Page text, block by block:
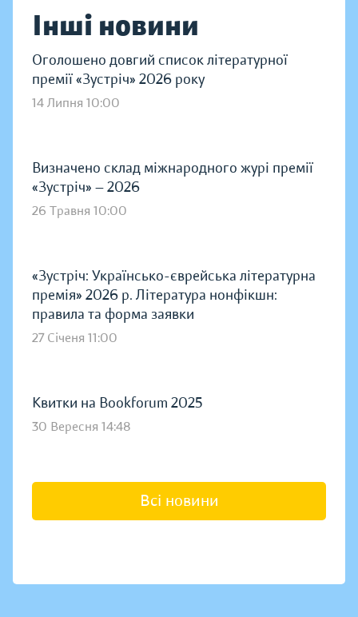
Інші новини
Оголошено довгий список літературної
премії «Зустріч» 2026 року
14 Липня 10:00
Визначено склад міжнародного журі премії
«Зустріч» — 2026
26 Травня 10:00
«Зустріч: Українсько-єврейська літературна
премія» 2026 р. Література нонфікшн:
правила та форма заявки
27 Січеня 11:00
Квитки на Bookforum 2025
30 Вересня 14:48
Всі новини